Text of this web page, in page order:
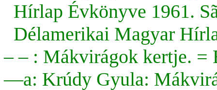
Hírlap Évkönyve 1961.
Délamerikai Magyar
– – : Mákvirágok kertje. =
—a: Krúdy Gyula: